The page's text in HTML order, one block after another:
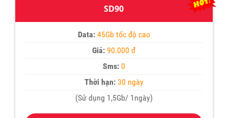
SD90
Data: 45Gb tốc độ cao
Giá:90.000 đ
Sms: 0
Thời hạn:30 ngày
(Sử dụng 1,5Gb/ 1ngày)